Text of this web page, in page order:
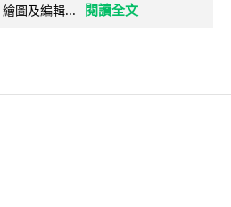
圖及編輯...
閱讀全文